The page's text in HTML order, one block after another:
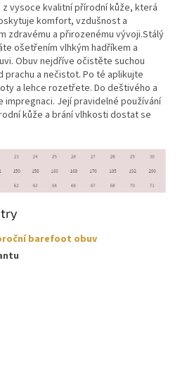
vysoce kvalitní přírodní kůže, která
komfort, vzdušnost a
zdravému a přirozenému vývoji.Stálý
ošetřením vlhkým hadříkem a
Obuv nejdříve očistěte suchou
prachu a nečistot. Po té aplikujte
a lehce rozetřete. Do deštivého a
Její pravidelné používání
kůže a brání vlhkosti dostat se
barefoot obuv